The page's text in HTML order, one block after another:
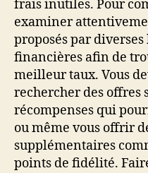
frais inutiles. Pour
examiner
proposés par
financières afin de
meilleur taux. Vous
rechercher des offres
récompenses qui
ou même vous offrir
supplémentaires
points de fidélité.